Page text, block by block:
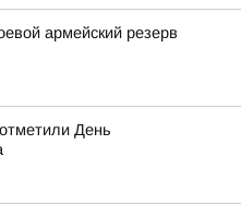
армейский резерв
День